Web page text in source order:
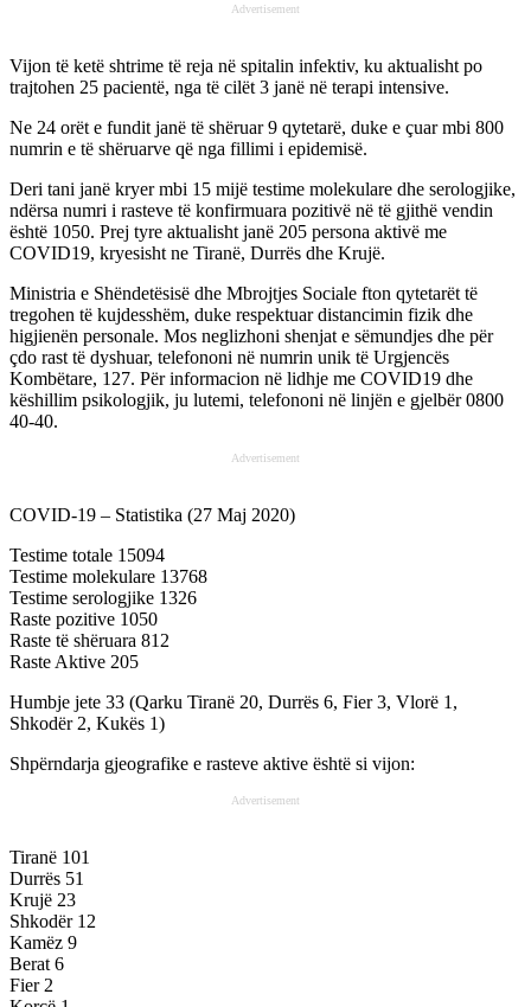
Advertisement
Vijon të ketë shtrime të reja në spitalin infektiv, ku aktualisht po
trajtohen 25 pacientë, nga të cilët 3 janë në terapi intensive.
Ne 24 orët e fundit janë të shëruar 9 qytetarë, duke e çuar mbi 800
numrin e të shëruarve që nga fillimi i epidemisë.
Deri tani janë kryer mbi 15 mijë testime molekulare dhe serologjike,
ndërsa numri i rasteve të konfirmuara pozitivë në të gjithë vendin
është 1050. Prej tyre aktualisht janë 205 persona aktivë me
COVID19, kryesisht ne Tiranë, Durrës dhe Krujë.
Ministria e Shëndetësisë dhe Mbrojtjes Sociale fton qytetarët të
tregohen të kujdesshëm, duke respektuar distancimin fizik dhe
higjienën personale. Mos neglizhoni shenjat e sëmundjes dhe për
çdo rast të dyshuar, telefononi në numrin unik të Urgjencës
Kombëtare, 127. Për informacion në lidhje me COVID19 dhe
këshillim psikologjik, ju lutemi, telefononi në linjën e gjelbër 0800
40-40.
Advertisement
COVID-19 – Statistika (27 Maj 2020)
Testime totale 15094
Testime molekulare 13768
Testime serologjike 1326
Raste pozitive 1050
Raste të shëruara 812
Raste Aktive 205
Humbje jete 33 (Qarku Tiranë 20, Durrës 6, Fier 3, Vlorë 1,
Shkodër 2, Kukës 1)
Shpërndarja gjeografike e rasteve aktive është si vijon:
Advertisement
Tiranë 101
Durrës 51
Krujë 23
Shkodër 12
Kamëz 9
Berat 6
Fier 2